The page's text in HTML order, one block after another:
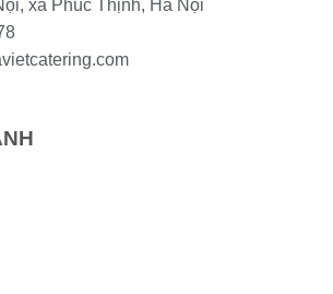
xã Phúc Thịnh, Hà Nội